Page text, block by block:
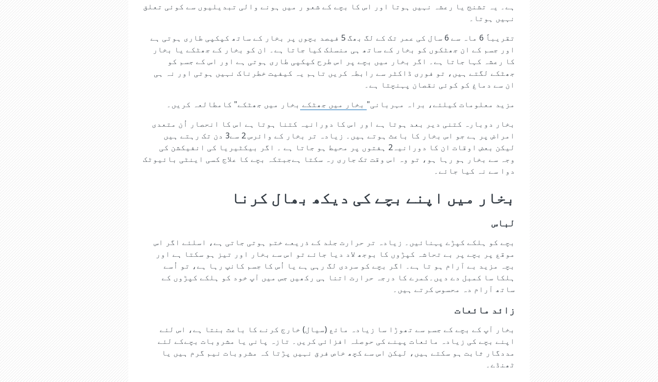
ہے۔ یہ تشنج یا رعشہ نہیں ہوتا اور اس کا بچے کے شعو ر میں ہونے والی تبدیلیوں سے کوئی تعلق
نہیں ہوتا۔
تقریباً 6 ماہ سے 6 سال کی عمر تک کے لگ بھگ 5 فیصد بچوں پر بخار کے ساتھ کپکپی طاری ہوتی ہے
اور جسم کے ان جھٹکوں کو بخار کے ساتھ ہی منسلک کیا جاتا ہے۔ ان کو بخار کے جھٹکے یا بخار
کا رعشہ کہا جاتا ہے۔ اگر بخار میں بچے پر اس طرح کپکپی طاری ہوتی ہے اور اس کے جسم کو
جھٹکے لگتے ہیں، تو فوری ڈاکٹر سے رابطہ کریں تاہم یہ کیفیت خطرناک نہیں ہوتی اور نہ ہی
ان سے دماغ کو کوئی نقصان پہنچتا ہے۔
مزید معلومات کیلئے، براہ مہربانی" بخار میں جھٹکے بخار میں جھٹکے" کامطالعہ کریں۔
بخار دوبارہ کتنی دیر بعد ہوتا ہے اور اس کا دورانیہ کتنا ہوتا ہے اس کا انحصار اُن متعدی
امراض پر ہے جو اس بخار کا باعث ہوتے ہیں۔ زیادہ تر بخار کے وائرس 2 سے3 دن تک رہتے ہیں
لیکن بعض اوقات ان کا دورانیہ2 ہفتوں پر محیط ہو جاتا ہے ۔ اگر بیکٹیریا کی انفیکشن کی
وجہ سے بخار ہو رہا ہو، تو وہ اس وقت تک جاری رہ سکتا ہےجبتکہ بچے کا علاج کسی اینٹی بائیوٹک
دوا سے نہ کیا جائے۔
بخار میں اپنے بچے کی دیکھ بھال کرنا
لباس
بچے کو ہلکے کپڑے پہنائیں۔ زیادہ تر حرارت جلد کے ذریعے ختم ہوتی جاتی ہے، اسلئے اگر اس
موقع پر بچے پر بے تحاشہ کپڑوں کا بوجھ لاد دیا جائے تو اس سے بخار اور تیز ہو سکتا ہے اور
بچہ مزید بے آرام ہو تا ہے۔ اگر بچے کو سردی لگ رہی ہے یا اُس کا جسم کانپ رہا ہے، تو اُسے
ہلکا سا کمبل دے دیں۔کمرے کا درجہ حرارت اتنا ہی رکھیں جس میں آپ خود کو ہلکے کپڑوں کے
ساتھ آرام دہ محسوس کرتے ہیں۔
زائد مائعات
بخار آپ کے بچے کے جسم سے تھوڑا سا زیادہ مائع (سیال) خارج کرنے کا باعث بنتا ہے، اس لئے
اپنے بچے کی زیادہ مائعات پینے کی حوصلہ افزائی کریں۔ تازہ پانی یا مشروبات بچےکے لئے
مددگار ثابت ہو سکتے ہیں، لیکن اس سے کچھ خاص فرق نہیں پڑتا کہ مشروبات نیم گرم ہیں یا
ٹھنڈے۔